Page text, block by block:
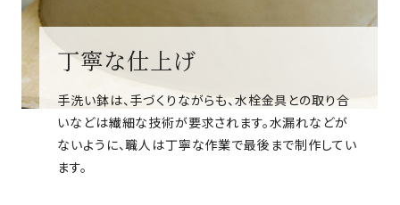
丁寧な仕上げ
手洗い鉢は、手づくりながらも、水栓金具との取り合
いなどは繊細な技術が要求されます。水漏れなどが
ないように、職人は丁寧な作業で最後まで制作してい
ます。